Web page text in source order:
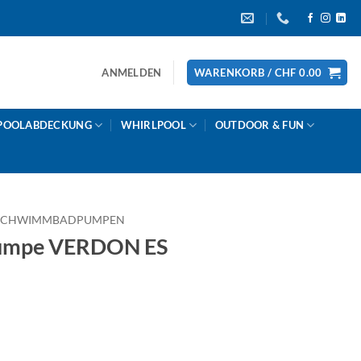
ANMELDEN WARENKORB / CHF 0.00
WHIRLPOOL OUTDOOR & FUN
VERDON ES